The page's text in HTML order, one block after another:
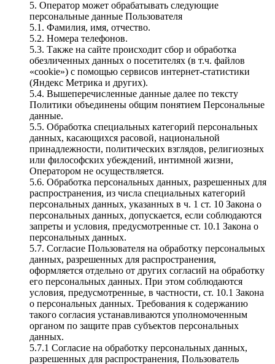
5. Оператор может обрабатывать следующие
персональные данные Пользователя
5.1. Фамилия, имя, отчество.
5.2. Номера телефонов.
5.3. Также на сайте происходит сбор и обработка
обезличенных данных о посетителях (в т.ч. файлов
«cookie») с помощью сервисов интернет-статистики
(Яндекс Метрика и других).
5.4. Вышеперечисленные данные далее по тексту
Политики объединены общим понятием Персональные
данные.
5.5. Обработка специальных категорий персональных
данных, касающихся расовой, национальной
принадлежности, политических взглядов, религиозных
или философских убеждений, интимной жизни,
Оператором не осуществляется.
5.6. Обработка персональных данных, разрешенных для
распространения, из числа специальных категорий
персональных данных, указанных в ч. 1 ст. 10 Закона о
персональных данных, допускается, если соблюдаются
запреты и условия, предусмотренные ст. 10.1 Закона о
персональных данных.
5.7. Согласие Пользователя на обработку персональных
данных, разрешенных для распространения,
оформляется отдельно от других согласий на обработку
его персональных данных. При этом соблюдаются
условия, предусмотренные, в частности, ст. 10.1 Закона
о персональных данных. Требования к содержанию
такого согласия устанавливаются уполномоченным
органом по защите прав субъектов персональных
данных.
5.7.1 Согласие на обработку персональных данных,
разрешенных для распространения, Пользователь